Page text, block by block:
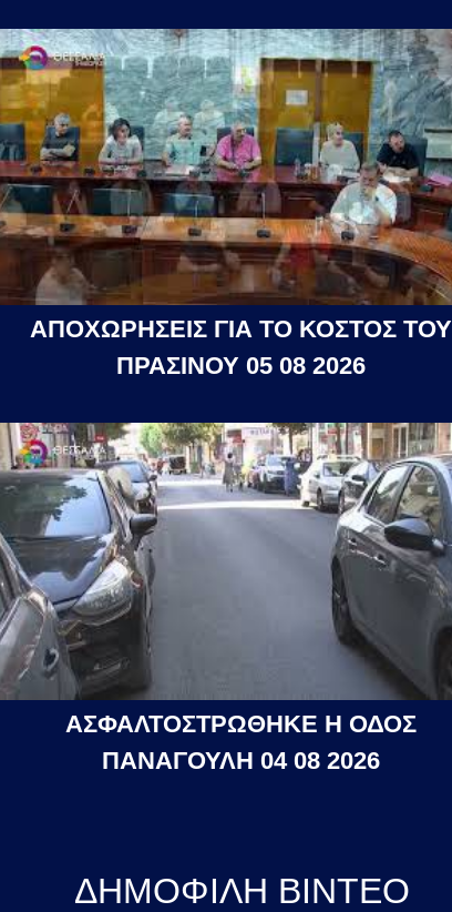
ΑΠΟΧΩΡΗΣΕΙΣ ΓΙΑ ΤΟ ΚΟΣΤΟΣ ΤΟΥ
ΠΡΑΣΙΝΟΥ 05 08 2026
ΑΣΦΑΛΤΟΣΤΡΩΘΗΚΕ Η ΟΔΟΣ
ΠΑΝΑΓΟΥΛΗ 04 08 2026
ΔΗΜΟΦΙΛΗ ΒΙΝΤΕΟ